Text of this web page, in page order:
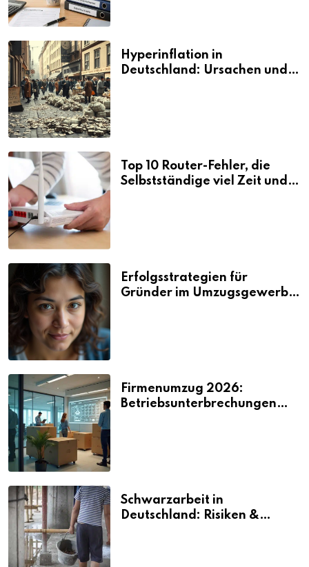
Hyperinflation in
Deutschland: Ursachen und
Top 10 Router-Fehler, die
Selbstständige viel Zeit und
Erfolgsstrategien für
Gründer im Umzugsgewerbe
Firmenumzug 2026:
Betriebsunterbrechungen
Schwarzarbeit in
Deutschland: Risiken &